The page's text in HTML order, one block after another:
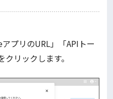
プリのURL」「APIトー
リックします。